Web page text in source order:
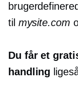
til mysite.com
Du får et
handling